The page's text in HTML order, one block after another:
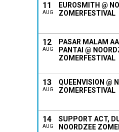
11
AUG
EUROSMITH @
ZOMERFESTIVAL
12
AUG
PASAR MALAM
PANTAI @
ZOMERFESTIVAL
13
AUG
QUEENVISION @
ZOMERFESTIVAL
14
AUG
SUPPORT ACT,
NOORDZEE